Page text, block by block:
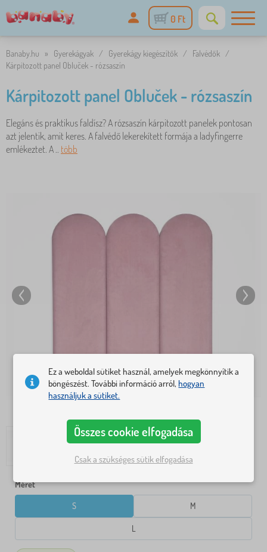
0 Ft
Banaby.hu » Gyerekágyak / Gyerekágy kiegészítők / Falvédők /
Kárpitozott panel Obluček - rózsaszín
Kárpitozott panel Obluček - rózsaszín
Elegáns és praktikus faldísz? A rózsaszín kárpitozott panelek pontosan
azt jelentik, amit keres. A falvédő lekerekített formája a ladyfingerre
emlékeztet. A .. több
Méret
S M
L
Ez a weboldal sütiket használ, amelyek megkönnyítik a
böngészést. További információ arról,hogyan
használjuk a sütiket.
Összes cookie elfogadása
Csak a szükséges sütik elfogadása